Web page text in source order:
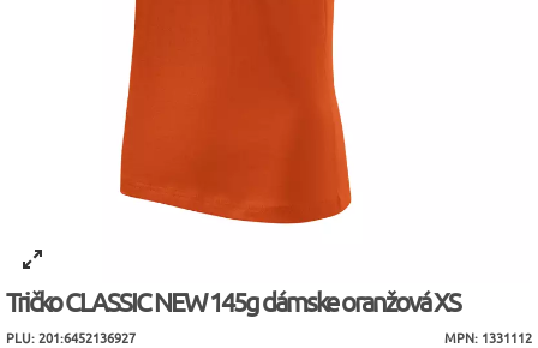
Tričko CLASSIC NEW 145g dámske oranžová XS
PLU: 201:6452136927 MPN: 1331112